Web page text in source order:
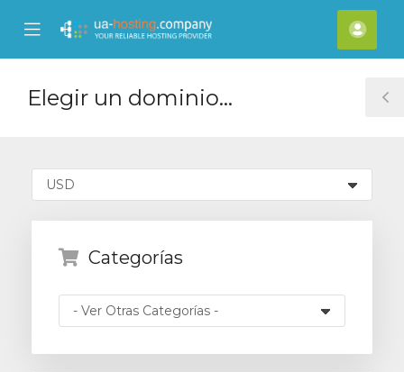
Mobile
Menu
Elegir un dominio...
Categorías